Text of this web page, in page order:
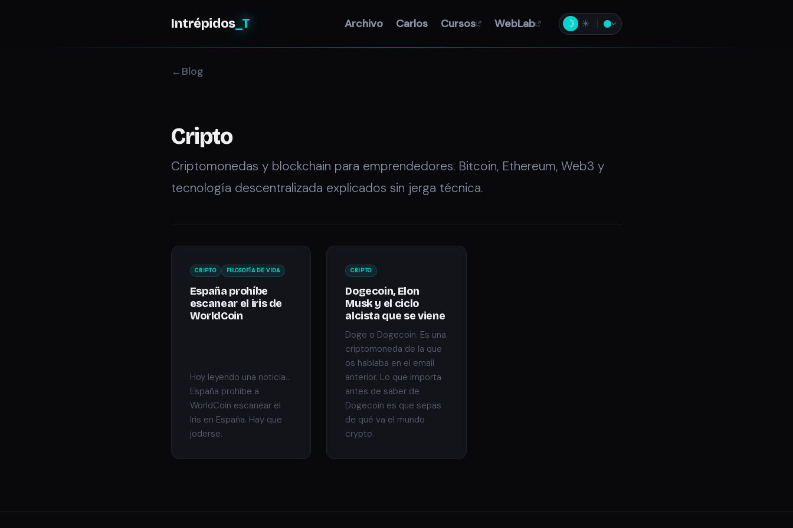
Intrépidos_T Archivo Carlos Cursos WebLab ☽ ☀
Blog
Cripto
Criptomonedas y blockchain para emprendedores. Bitcoin, Ethereum, Web3 y
tecnología descentralizada explicados sin jerga técnica.
CRIPTO FILOSOFÍA DE VIDA
España prohíbe
escanear el iris de
WorldCoin
Hoy leyendo una noticia...
España prohíbe a
WorldCoin escanear el
Iris en España. Hay que
joderse.
CRIPTO
Dogecoin, Elon
Musk y el ciclo
alcista que se viene
Doge o Dogecoin. Es una
criptomoneda de la que
os hablaba en el email
anterior. Lo que importa
antes de saber de
Dogecoin es que sepas
de qué va el mundo
crypto.